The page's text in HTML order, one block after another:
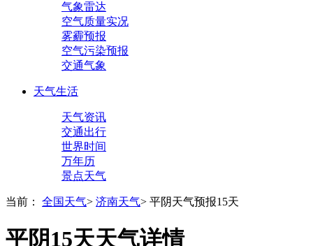
气象雷达
空气质量实况
雾霾预报
空气污染预报
交通气象
天气生活
天气资讯
交通出行
世界时间
万年历
景点天气
当前： 全国天气> 济南天气> 平阴天气预报15天
平阴15天天气详情